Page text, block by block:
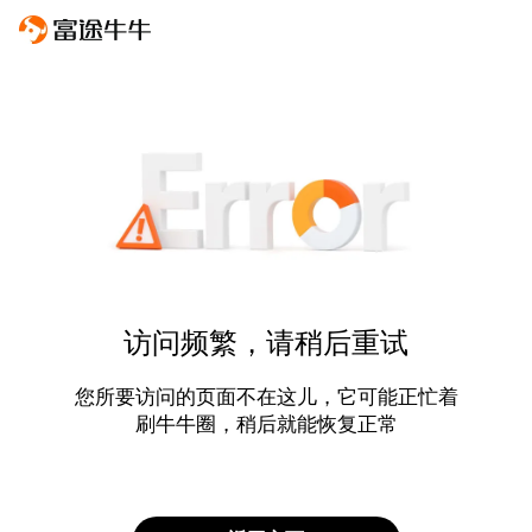
访问频繁，请稍后重试
您所要访问的页面不在这儿，它可能正忙着
刷牛牛圈，稍后就能恢复正常